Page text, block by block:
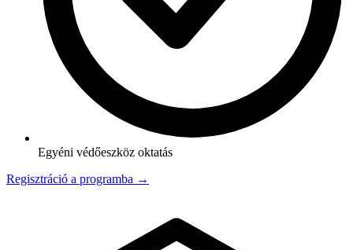
Egyéni védőeszköz oktatás
Regisztráció a programba →